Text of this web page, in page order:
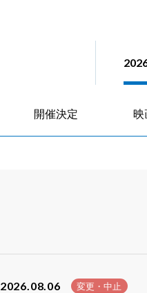
開催決定 映
2026.08.06 変更・中止